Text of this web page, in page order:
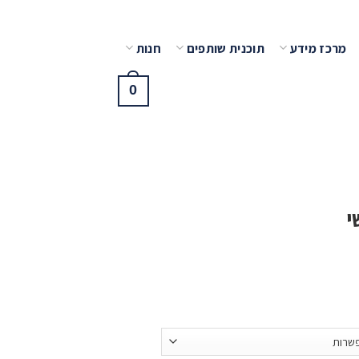
מרכז מידע תוכנית שותפים חנות
0